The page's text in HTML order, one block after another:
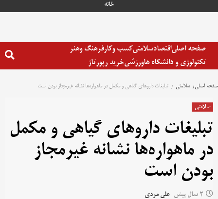
خانه
صفحه اصلیاقتصادسلامتیکسب وکارفرهنگ وهنر
تکنولوژی و دانشگاه هاورزشیخرید رپورتاژ
صفحه اصلی سلامتی تبلیغات داروهای گیاهی و مکمل در ماهواره‌ها نشانه غیرمجاز بودن است
سلامتی
تبلیغات داروهای گیاهی و مکمل
در ماهواره‌ها نشانه غیرمجاز
بودن است
2 سال پیش علی مردی